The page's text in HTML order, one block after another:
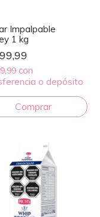
Impalpable
1 kg
con
o depósito